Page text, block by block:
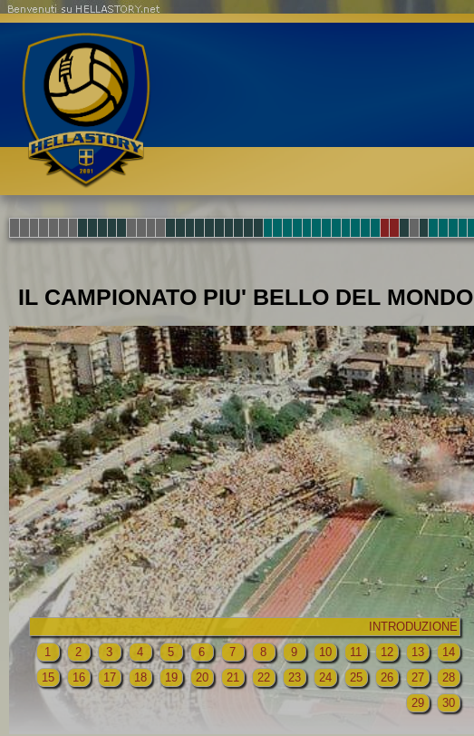
Benvenuti su HELLASTORY.net
IL CAMPIONATO PIU' BELLO DEL MONDO
INTRODUZIONE
1
2 3 4 5 6 7 8 9 10 11 12 13
14
15
16 17 18 19 20 21 22 23 24 25 26 27
28
29
30